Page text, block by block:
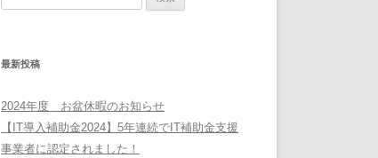
最新投稿
2024年度 お盆休暇のお知らせ
【IT導入補助金2024】5年連続でIT補助金支援
事業者に認定されました！